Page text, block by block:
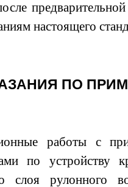
настоящего
ПО
работы с
по устройству
слоя рулонного